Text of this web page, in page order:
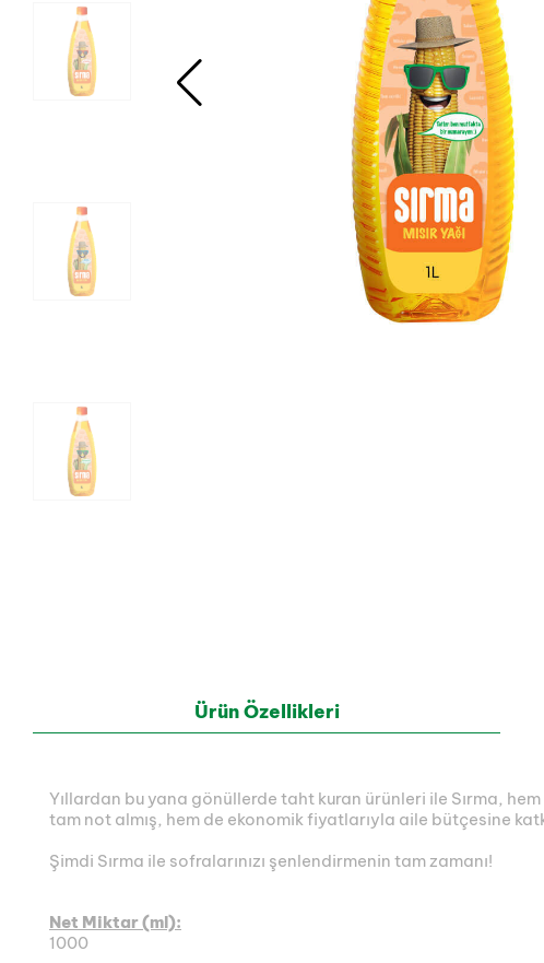
Ürün Özellikleri
Yıllardan bu yana gönüllerde taht kuran ürünleri ile Sırma,
tam not almış, hem de ekonomik fiyatlarıyla aile bütçesine
Şimdi Sırma ile sofralarınızı şenlendirmenin tam zamanı!
Net Miktar (ml):
1000